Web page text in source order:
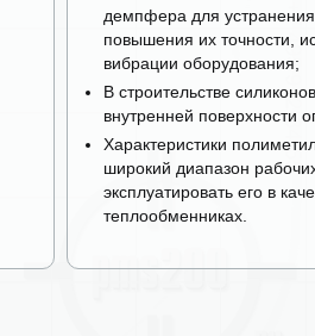
демпфера для устранения
повышения их точности,
вибрации оборудования;
В строительстве
внутренней поверхности
Характеристики
широкий диапазон
эксплуатировать его в
теплообменниках.